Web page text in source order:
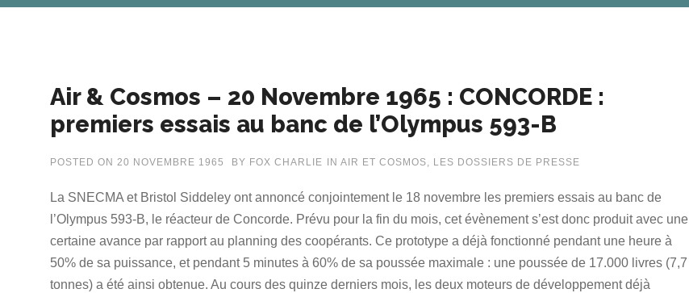
Air & Cosmos – 20 Novembre 1965 : CONCORDE :
premiers essais au banc de l’Olympus 593-B
POSTED ON 20 NOVEMBRE 1965 BY FOX CHARLIE IN AIR ET COSMOS, LES DOSSIERS DE PRESSE
La SNECMA et Bristol Siddeley ont annoncé conjointement le 18 novembre les premiers essais au banc de
l’Olympus 593-B, le réacteur de Concorde. Prévu pour la fin du mois, cet évènement s’est donc produit avec une
certaine avance par rapport au planning des coopérants. Ce prototype a déjà fonctionné pendant une heure à
50% de sa puissance, et pendant 5 minutes à 60% de sa poussée maximale : une poussée de 17.000 livres (7,7
tonnes) a été ainsi obtenue. Au cours des quinze derniers mois, les deux moteurs de développement déjà